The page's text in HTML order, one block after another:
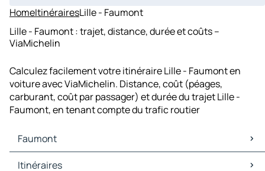
HomeItinérairesLille - Faumont
Lille - Faumont : trajet, distance, durée et coûts –
ViaMichelin
Calculez facilement votre itinéraire Lille - Faumont en
voiture avec ViaMichelin. Distance, coût (péages,
carburant, coût par passager) et durée du trajet Lille -
Faumont, en tenant compte du trafic routier
Faumont
Faumont Cartes et plans
Itinéraires